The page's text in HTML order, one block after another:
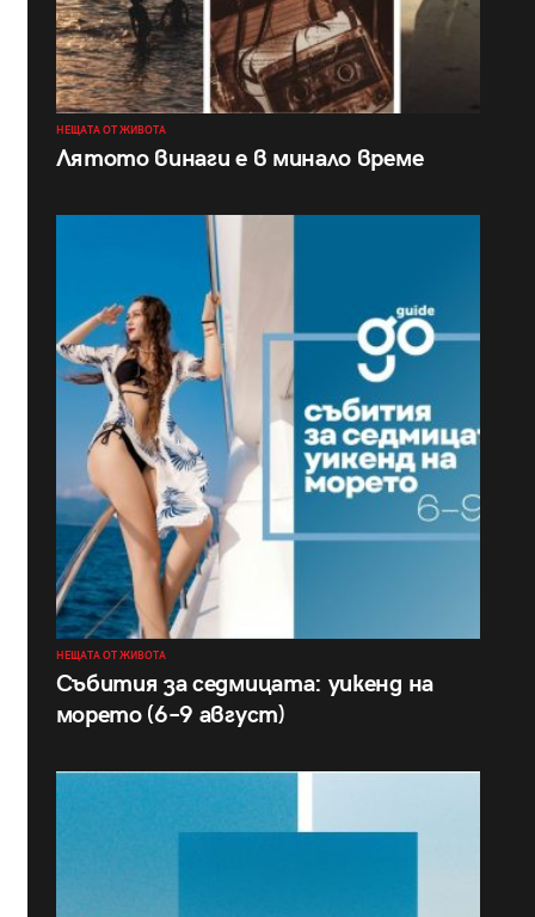
НЕЩАТА ОТ ЖИВОТА
Лятото винаги е в минало време
НЕЩАТА ОТ ЖИВОТА
Събития за седмицата: уикенд на
морето (6–9 август)